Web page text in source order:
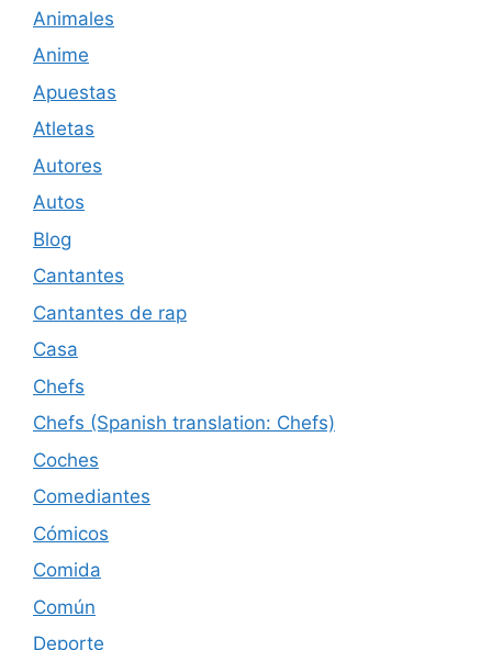
Animales
Anime
Apuestas
Atletas
Autores
Autos
Blog
Cantantes
Cantantes de rap
Casa
Chefs
Chefs (Spanish translation: Chefs)
Coches
Comediantes
Cómicos
Comida
Común
Deporte